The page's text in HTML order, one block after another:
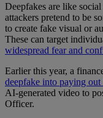
Deepfakes are like
attackers pretend to be
to create fake visual or
These can target
widespread fear and
Earlier this year, a
deepfake into paying
AI-generated video to
Officer.